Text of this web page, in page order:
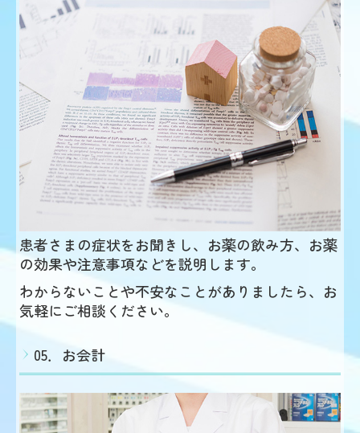
患者さまの症状をお聞きし、お薬の飲み方、お薬
の効果や注意事項などを説明します。
わからないことや不安なことがありましたら、お
気軽にご相談ください。
05．お会計